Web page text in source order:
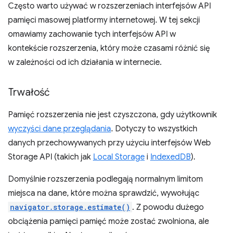
Często warto używać w rozszerzeniach interfejsów API
pamięci masowej platformy internetowej. W tej sekcji
omawiamy zachowanie tych interfejsów API w
kontekście rozszerzenia, który może czasami różnić się
w zależności od ich działania w internecie.
Trwałość
Pamięć rozszerzenia nie jest czyszczona, gdy użytkownik
wyczyści dane przeglądania. Dotyczy to wszystkich
danych przechowywanych przy użyciu interfejsów Web
Storage API (takich jak Local Storage i IndexedDB).
Domyślnie rozszerzenia podlegają normalnym limitom
miejsca na dane, które można sprawdzić, wywołując
navigator.storage.estimate() . Z powodu dużego
obciążenia pamięci pamięć może zostać zwolniona, ale